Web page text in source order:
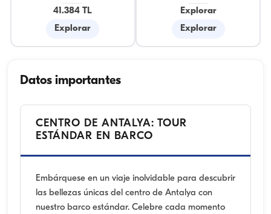
41.384 TL
Explorar
Explorar
Explorar
Datos importantes
CENTRO DE ANTALYA: TOUR
ESTÁNDAR EN BARCO
Embárquese en un viaje inolvidable para descubrir
las bellezas únicas del centro de Antalya con
nuestro barco estándar. Celebre cada momento